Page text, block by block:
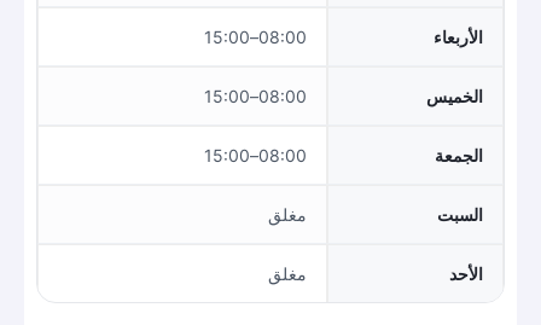
الأربعاء 08:00–15:00
الخميس 08:00–15:00
الجمعة 08:00–15:00
السبت مغلق
الأحد مغلق